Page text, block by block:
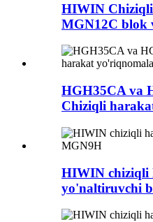
HIWIN
MGN12C blok
HGH35CA va
Chiziqli
HIWIN chiziqli
yo'naltiruvchi